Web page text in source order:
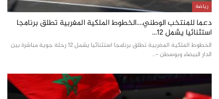
رياضة
دعما للمنتخب الوطني….الخطوط الملكية المغربية تطلق برنامجا
استثنائيا يشمل 12…
الخطوط الملكية المغربية تطلق برنامجا استثنائيا يشمل 12 رحلة جوية مباشرة بين
الدار البيضاء وبوسطن -…